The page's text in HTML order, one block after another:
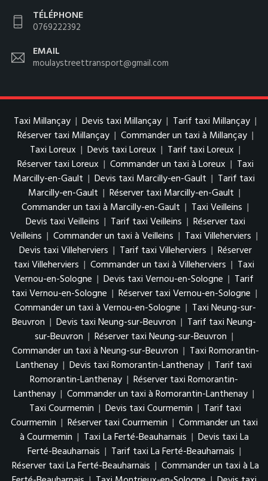
TÉLÉPHONE
0769222392
EMAIL
moulaystreettransport@gmail.com
Taxi Millançay | Devis taxi Millançay | Tarif taxi Millançay |
Réserver taxi Millançay | Commander un taxi à Millançay |
Taxi Loreux | Devis taxi Loreux | Tarif taxi Loreux |
Réserver taxi Loreux | Commander un taxi à Loreux | Taxi
Marcilly-en-Gault | Devis taxi Marcilly-en-Gault | Tarif taxi
Marcilly-en-Gault | Réserver taxi Marcilly-en-Gault |
Commander un taxi à Marcilly-en-Gault | Taxi Veilleins |
Devis taxi Veilleins | Tarif taxi Veilleins | Réserver taxi
Veilleins | Commander un taxi à Veilleins | Taxi Villeherviers |
Devis taxi Villeherviers | Tarif taxi Villeherviers | Réserver
taxi Villeherviers | Commander un taxi à Villeherviers | Taxi
Vernou-en-Sologne | Devis taxi Vernou-en-Sologne | Tarif
taxi Vernou-en-Sologne | Réserver taxi Vernou-en-Sologne |
Commander un taxi à Vernou-en-Sologne | Taxi Neung-sur-
Beuvron | Devis taxi Neung-sur-Beuvron | Tarif taxi Neung-
sur-Beuvron | Réserver taxi Neung-sur-Beuvron |
Commander un taxi à Neung-sur-Beuvron | Taxi Romorantin-
Lanthenay | Devis taxi Romorantin-Lanthenay | Tarif taxi
Romorantin-Lanthenay | Réserver taxi Romorantin-
Lanthenay | Commander un taxi à Romorantin-Lanthenay |
Taxi Courmemin | Devis taxi Courmemin | Tarif taxi
Courmemin | Réserver taxi Courmemin | Commander un taxi
à Courmemin | Taxi La Ferté-Beauharnais | Devis taxi La
Ferté-Beauharnais | Tarif taxi La Ferté-Beauharnais |
Réserver taxi La Ferté-Beauharnais | Commander un taxi à La